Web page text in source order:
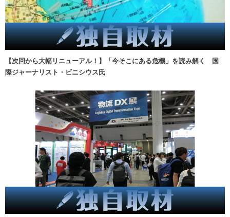
【次回から大幅リニューアル！】「今そこにある危機」を読み解く 国
際ジャーナリスト・ビニシウス氏